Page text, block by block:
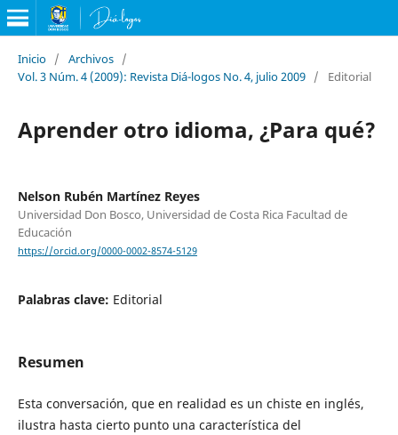
Inicio / Archivos /
Vol. 3 Núm. 4 (2009): Revista Diá-logos No. 4, julio 2009 / Editorial
Aprender otro idioma, ¿Para qué?
Nelson Rubén Martínez Reyes
Universidad Don Bosco, Universidad de Costa Rica Facultad de
Educación
https://orcid.org/0000-0002-8574-5129
Palabras clave: Editorial
Resumen
Esta conversación, que en realidad es un chiste en inglés,
ilustra hasta cierto punto una característica del